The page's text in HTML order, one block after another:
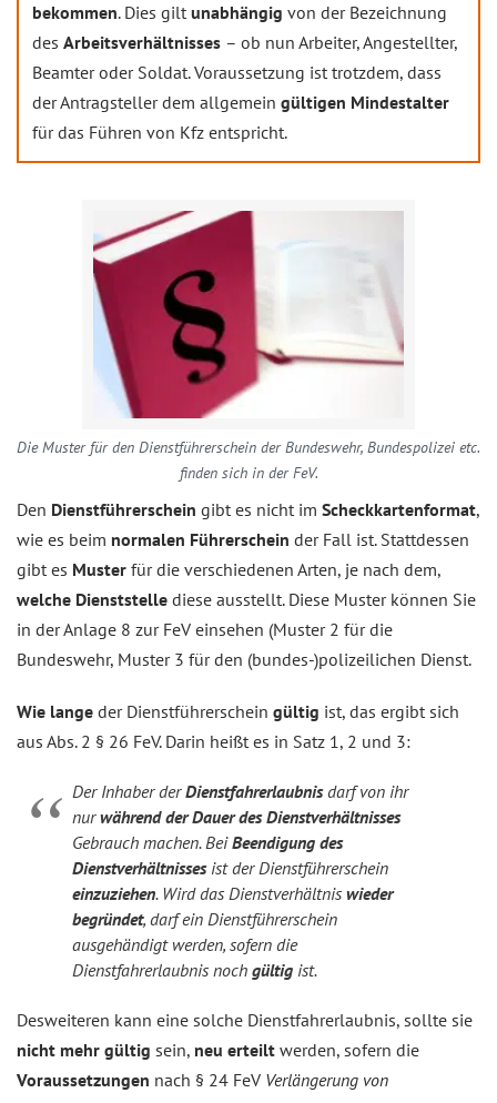
bekommen. Dies gilt unabhängig von der Bezeichnung
des Arbeitsverhältnisses – ob nun Arbeiter, Angestellter,
Beamter oder Soldat. Voraussetzung ist trotzdem, dass
der Antragsteller dem allgemein gültigen Mindestalter
für das Führen von Kfz entspricht.
Die Muster für den Dienstführerschein der Bundeswehr, Bundespolizei etc.
finden sich in der FeV.
Den Dienstführerschein gibt es nicht im Scheckkartenformat,
wie es beim normalen Führerschein der Fall ist. Stattdessen
gibt es Muster für die verschiedenen Arten, je nach dem,
welche Dienststelle diese ausstellt. Diese Muster können Sie
in der Anlage 8 zur FeV einsehen (Muster 2 für die
Bundeswehr, Muster 3 für den (bundes-)polizeilichen Dienst.
Wie lange der Dienstführerschein gültig ist, das ergibt sich
aus Abs. 2 § 26 FeV. Darin heißt es in Satz 1, 2 und 3:
Der Inhaber derDienstfahrerlaubnisdarf von ihr
nurwährend der Dauer des Dienstverhältnisses
Gebrauch machen. BeiBeendigung des
Dienstverhältnissesist der Dienstführerschein
einzuziehen. Wird das Dienstverhältnis wieder
begründet, darf ein Dienstführerschein
ausgehändigt werden, sofern die
Dienstfahrerlaubnis noch gültig ist.
Desweiteren kann eine solche Dienstfahrerlaubnis, sollte sie
nicht mehr gültig sein, neu erteilt werden, sofern die
Voraussetzungen nach § 24 FeV Verlängerung von